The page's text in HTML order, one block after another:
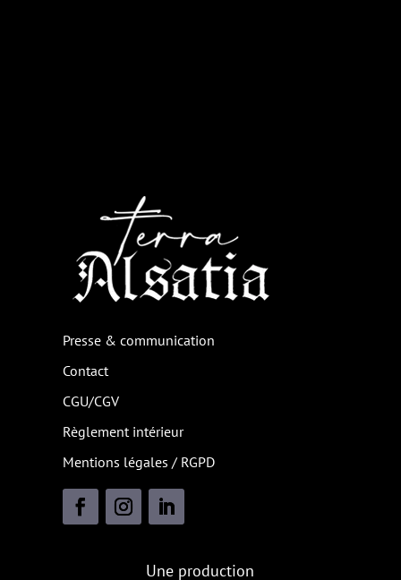
Presse & communication
Contact
CGU/CGV
Règlement intérieur
Mentions légales / RGPD
Une production